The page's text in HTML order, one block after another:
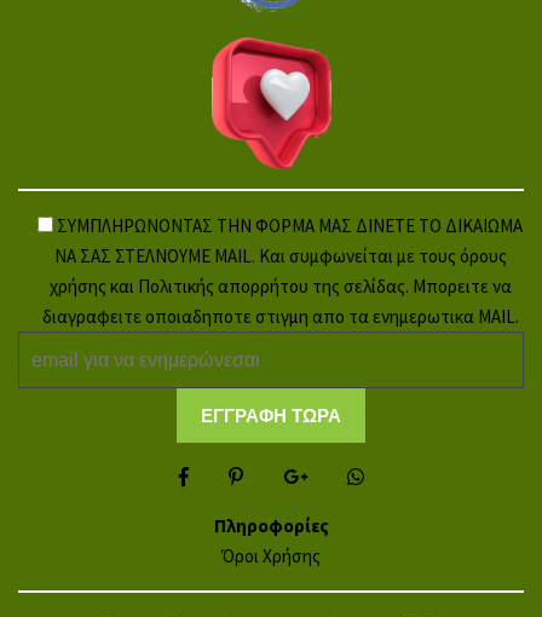
ΣΥΜΠΛΗΡΩΝΟΝΤΑΣ ΤΗΝ ΦΟΡΜΑ ΜΑΣ ΔΙΝΕΤΕ ΤΟ ΔΙΚΑΙΩΜΑ
ΝΑ ΣΑΣ ΣΤΕΛΝΟΥΜΕ MAIL. Και συμφωνείται με τους όρους
χρήσης και Πολιτικής απορρήτου της σελίδας. Μπορειτε να
διαγραφειτε οποιαδηποτε στιγμη απο τα ενημερωτικα MAIL.
Πληροφορίες
Όροι Χρήσης